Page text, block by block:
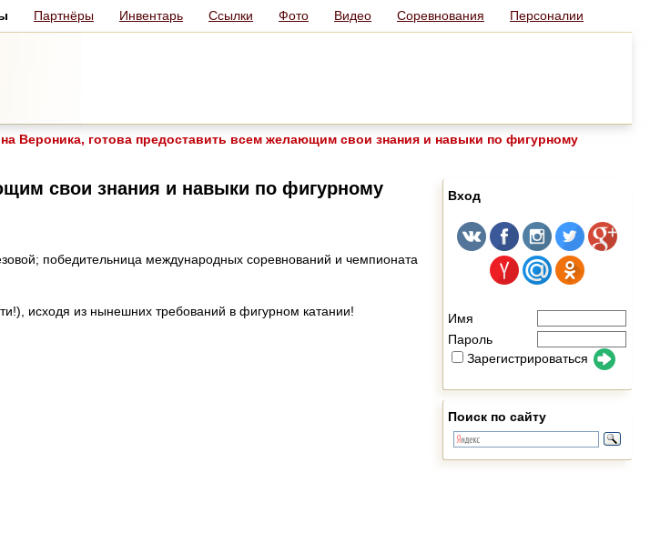
Партнёры Инвентарь Ссылки Фото Видео Соревнования Персоналии
Вероника, готова предоставить всем желающим свои знания и навыки по фигурному
свои знания и навыки по фигурному
победительница международных соревнований и чемпионата
исходя из нынешних требований в фигурном катании!
Вход
Имя
Пароль
Зарегистрироваться
Поиск по сайту